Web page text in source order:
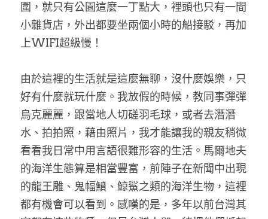
圍，就只有公園這麼一丁點大，裡頭也只有一間
小雜貨店，外出都要坐兩個小時的船接駁，再加
上WIFI超級慢！
由於這裡的生活就是這麼無聊，沒什麼娛樂，只
好有什麼就玩什麼。我放假的時候，教同事彈彈
烏克麗麗，跟當地人切磋羽毛球，或者去潛潛
水、拍拍照，藉由照片，我才能讓我的親友稍微
看看我日常中用言語很難形容的生活。馬爾地夫
的海洋生態算是相當豐富，前陣子在新聞中出現
的龍王雕、鬼幅鱝、鯨鯊之類的海洋生物，這裡
都有機會可以看到。感嘆的是，多年以前台灣其